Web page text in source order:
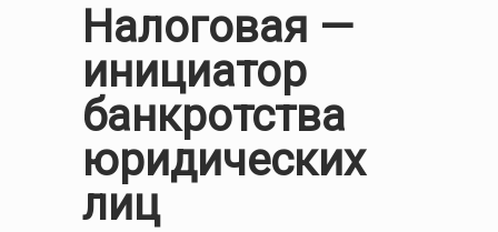
Налоговая —
инициатор
банкротства
юридических
лиц